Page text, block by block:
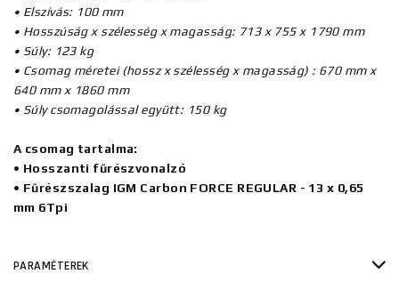
• Elszívás: 100 mm
• Hosszúság x szélesség x magasság: 713 x 755 x 1790 mm
• Súly: 123 kg
• Csomag méretei (hossz x szélesség x magasság) : 670 mm x
640 mm x 1860 mm
• Súly csomagolással együtt: 150 kg
A csomag tartalma:
• Hosszanti fűrészvonalzó
• Fűrészszalag IGM Carbon FORCE REGULAR - 13 x 0,65
mm 6Tpi
PARAMÉTEREK